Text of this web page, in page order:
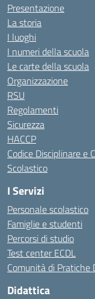
Presentazione
La storia
I luoghi
I numeri della scuola
Le carte della scuola
Organizzazione
RSU
Regolamenti
Sicurezza
HACCP
Codice Disciplinare e
Scolastico
I Servizi
Personale scolastico
Famiglie e studenti
Percorsi di studio
Test center ECDL
Comunità di
Didattica